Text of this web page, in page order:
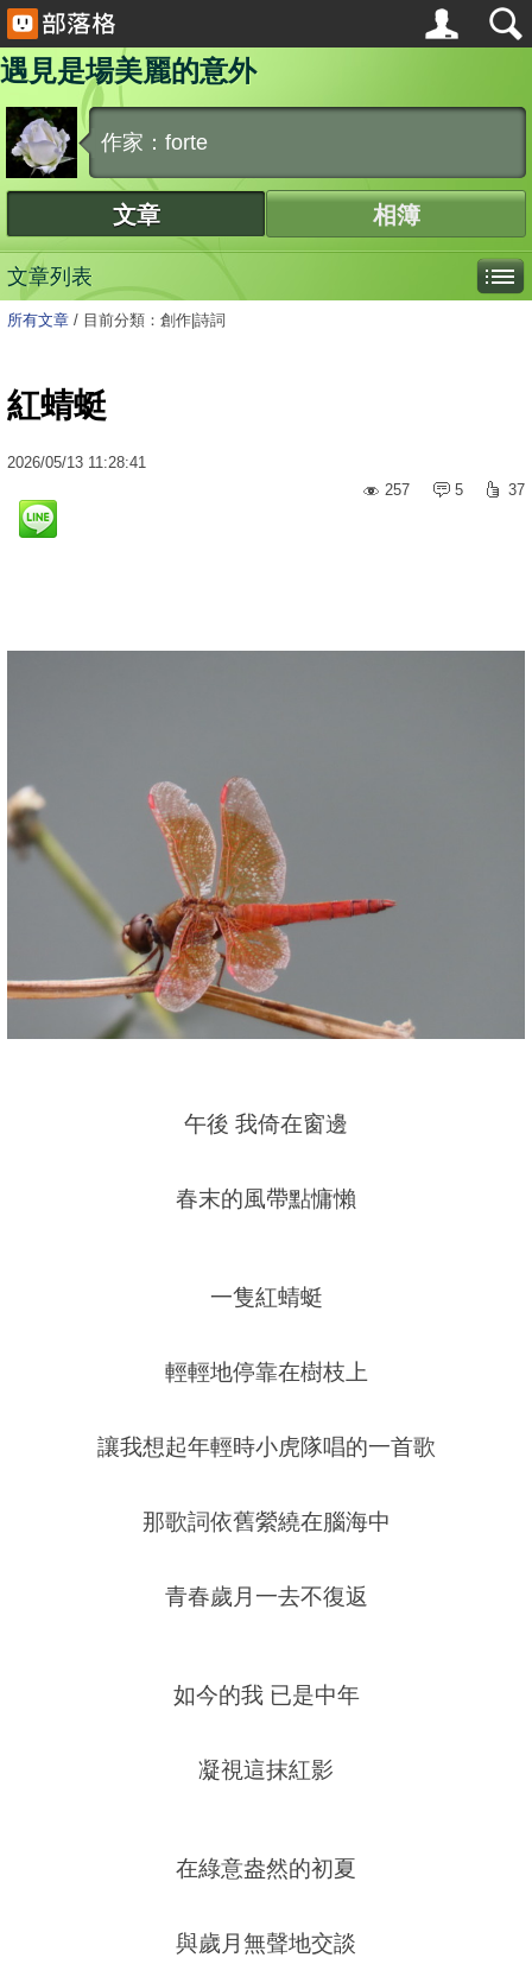
遇見是場美麗的意外
作家：forte
文章 相簿
文章列表
所有文章 / 目前分類：創作|詩詞
紅蜻蜓
2026/05/13 11:28:41
257
5 37
午後 我倚在窗邊
春末的風帶點慵懶
一隻紅蜻蜓
輕輕地停靠在樹枝上
讓我想起年輕時小虎隊唱的一首歌
那歌詞依舊縈繞在腦海中
青春歲月一去不復返
如今的我 已是中年
凝視這抹紅影
在綠意盎然的初夏
與歲月無聲地交談